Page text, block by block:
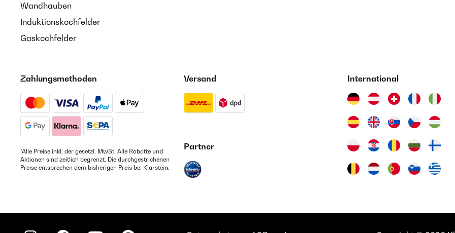
Wandhauben
Induktionskochfelder
Gaskochfelder
Zahlungsmethoden
*Alle Preise inkl. der gesetzl. MwSt. Alle Rabatte und
Aktionen sind zeitlich begrenzt. Die durchgestrichenen
Preise entsprechen dem bisherigen Preis bei Klarstein.
Versand
Partner
International